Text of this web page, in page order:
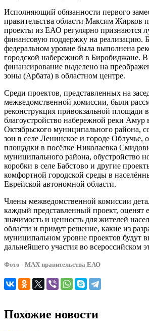
Исполняющий обязанности первого
правительства области Максим Жирков
проекты из ЕАО регулярно признаются
финансовую поддержку на реализацию.
федеральном уровне была выполнена
городской набережной в Биробиджане. В
финансирование выделено на
зоны (Арбата) в областном центре.
Среди проектов, представленных на
межведомственной комиссии, были
реконструкция привокзальной площади
благоустройство набережной реки Амур
Октябрьского муниципального района,
зон в селе Ленинское и городе Облучье,
площадки в посёлке Николаевка
муниципального района, обустройство
коробки в селе Бабстово и другие
комфортной городской среды в
Еврейской автономной области.
Члены межведомственной комиссии
каждый представленный проект, оценят
значимость и ценность для жителей
области и примут решение, какие из
муниципальном уровне проектов будут
дальнейшего участия во всероссийском
Фото - МАХ правительства ЕАО
Похожие новости